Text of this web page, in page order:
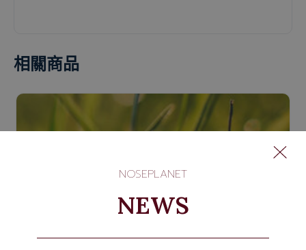
相關商品
NOSEPLANET
NEWS